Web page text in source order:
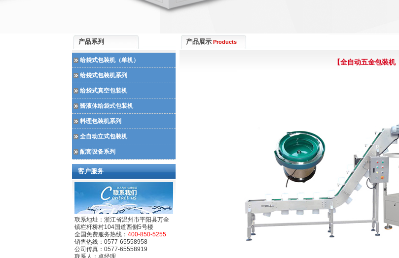
产品系列
给袋式包装机（单机）
给袋式包装机系列
给袋式真空包装机
酱液体给袋式包装机
料理包装机系列
全自动立式包装机
配套设备系列
客户服务
联系地址：浙江省温州市平阳县万全
镇栏杆桥村104国道西侧5号楼
全国免费服务热线： 400-850-5255
销售热线：0577-65558958
公司传真：0577-65558919
联系人：卓经理
产品展示 Products
【全自动五金包装机